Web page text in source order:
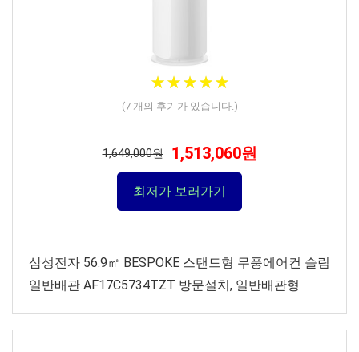
★★★★★
★★★★★
(7개의 후기가 있습니다.)
1,649,000원 1,513,060원
최저가 보러가기
삼성전자 56.9㎡ BESPOKE 스탠드형 무풍에어컨 슬림
일반배관 AF17C5734TZT 방문설치, 일반배관형